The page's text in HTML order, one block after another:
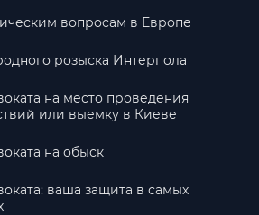
вопросам в Европе
розыска Интерпола
на место проведения
или выемку в Киеве
на обыск
ваша защита в самых